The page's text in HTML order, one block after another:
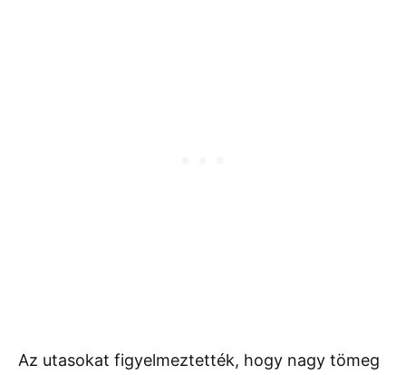
Az utasokat figyelmeztették, hogy nagy tömeg